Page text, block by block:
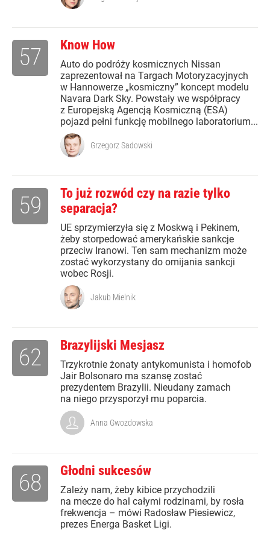
Know How
Auto do podróży kosmicznych Nissan
zaprezentował na Targach Motoryzacyjnych
w Hannowerze „kosmiczny” koncept modelu
Navara Dark Sky. Powstały we współpracy
z Europejską Agencją Kosmiczną (ESA)
pojazd pełni funkcję mobilnego laboratorium...
57
Grzegorz Sadowski
To już rozwód czy na razie tylko
separacja?
UE sprzymierzyła się z Moskwą i Pekinem,
żeby storpedować amerykańskie sankcje
przeciw Iranowi. Ten sam mechanizm może
zostać wykorzystany do omijania sankcji
wobec Rosji.
59
Jakub Mielnik
Brazylijski Mesjasz
Trzykrotnie żonaty antykomunista i homofob
Jair Bolsonaro ma szansę zostać
prezydentem Brazylii. Nieudany zamach
na niego przysporzył mu poparcia.
62
Anna Gwozdowska
Głodni sukcesów
Zależy nam, żeby kibice przychodzili
na mecze do hal całymi rodzinami, by rosła
frekwencja – mówi Radosław Piesiewicz,
prezes Energa Basket Ligi.
68